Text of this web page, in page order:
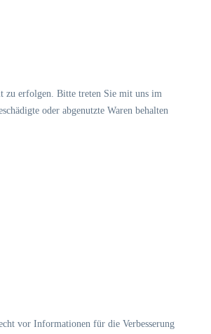
zu erfolgen. Bitte treten Sie mit uns im
oder abgenutzte Waren behalten
vor Informationen für die Verbesserung